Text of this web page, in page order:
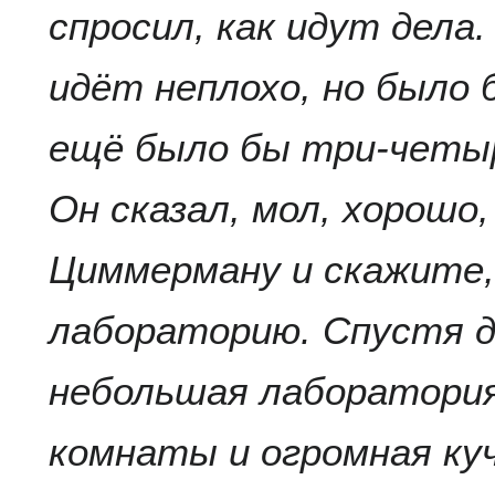
спросил, как идут
идёт неплохо, но было
ещё было бы три-
Он сказал, мол,
Циммерману и
лабораторию. Спустя
небольшая
комнаты и огромная